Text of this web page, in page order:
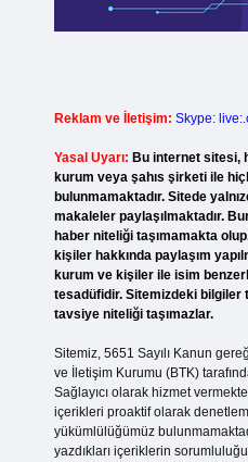
Reklam ve İletişim: Skype:
Yasal Uyarı: Bu internet sitesi,
kurum veya şahıs şirketi ile
bulunmamaktadır. Sitede
makaleler paylaşılmaktadır.
haber niteliği taşımamakta
kişiler hakkında paylaşım
kurum ve kişiler ile isim
tesadüfidir. Sitemizdeki bilgiler
tavsiye niteliği taşımazlar.
Sitemiz, 5651 Sayılı Kanun
ve İletişim Kurumu (BTK)
Sağlayıcı olarak hizmet
içerikleri proaktif olarak
yükümlülüğümüz
yazdıkları içeriklerin